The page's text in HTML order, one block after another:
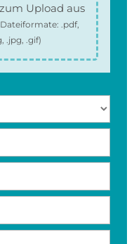
Upload aus
.pdf,
.jpg, .gif)